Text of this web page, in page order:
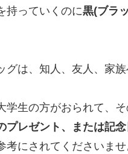
持っていくのに黒(ブラ
グは、知人、友人、家
学生の方がおられて、そ
プレゼント、または記
考にされてくださいませ